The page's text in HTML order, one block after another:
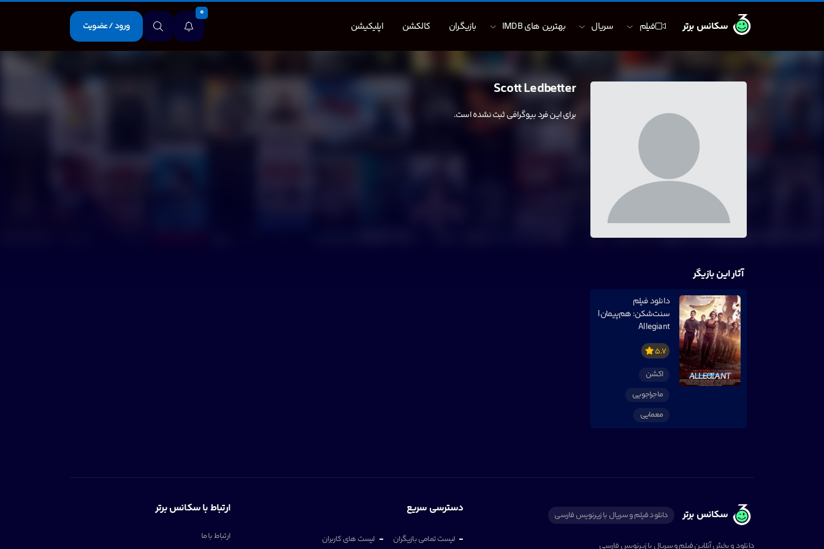
سکانس برتر فیلم سریال بهترین های IMDB بازیگران کالکشن اپلیکیشن
0
ورود / عضویت
Scott Ledbetter
برای این فرد بیوگرافی ثبت نشده است.
آثار این بازیگر
دانلود فیلم
سنت‌شکن: هم‌پیمان |
Allegiant
5.7
اکشن
ماجراجویی
معمایی
سکانس برتر دانلود فیلم و سریال با زیرنویس فارسی
دانلود و پخش آنلاین فیلم و سریال با زیرنویس فارسی
دسترسی سریع
لیست تمامی بازیگران لیست های کاربران
ارتباط با سکانس برتر
ارتباط با ما